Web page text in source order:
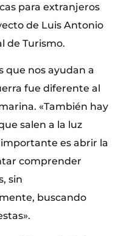
para extranjeros
de Luis Antonio
de Turismo.
que nos ayudan a
fue diferente al
«También hay
salen a la luz
es abrir la
comprender
sin
buscando